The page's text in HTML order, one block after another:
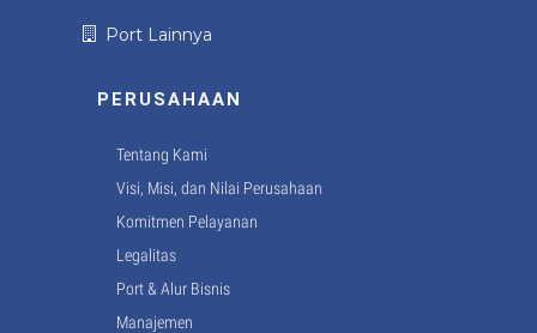
Port Lainnya
PERUSAHAAN
Tentang Kami
Visi, Misi, dan Nilai Perusahaan
Komitmen Pelayanan
Legalitas
Port & Alur Bisnis
Manajemen